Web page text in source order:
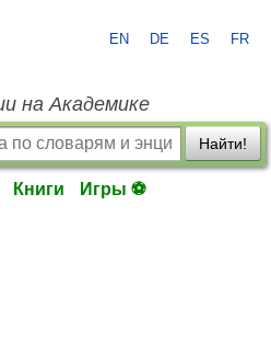
EN DE ES FR
на Академике
Найти!
Книги Игры ⚽